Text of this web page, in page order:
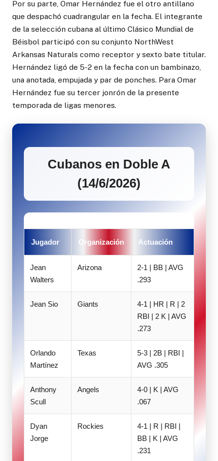
Por su parte, Omar Hernández fue el otro antillano
que despachó cuadrangular en la fecha. El integrante
de la selección cubana al último Clásico Mundial de
Béisbol participó con su conjunto NorthWest
Arkansas Naturals como receptor y sexto bate titular.
Hernández ligó de 5-2 en la fecha con un bambinazo,
una anotada, empujada y par de ponches. Para Omar
Hernández fue su tercer jonrón de la presente
temporada de ligas menores.
Cubanos en Doble A
(14/6/2026)
Jugador Organización Actuación
Jean
Walters
Arizona
2-1 | BB | AVG
.293
Jean Sio Giants
4-1 | HR | R | 2
RBI | 2 K | AVG
.273
Orlando
Martínez
Texas
5-3 | 2B | RBI |
AVG .305
Anthony
Scull
Angels
4-0 | K | AVG
.067
Dyan
Jorge
Rockies
4-1 | R | RBI |
BB | K | AVG
.231